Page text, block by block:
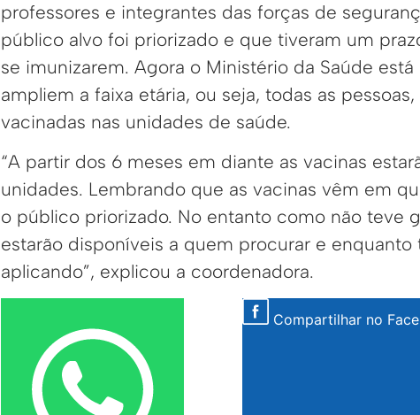
professores e integrantes das forças de
público alvo foi priorizado e que tiveram um
se imunizarem. Agora o Ministério da Saúde
ampliem a faixa etária, ou seja, todas as
vacinadas nas unidades de saúde.
“A partir dos 6 meses em diante as vacinas
unidades. Lembrando que as vacinas vêm em
o público priorizado. No entanto como não teve
estarão disponíveis a quem procurar e enquanto
aplicando”, explicou a coordenadora.
Compartilhar no